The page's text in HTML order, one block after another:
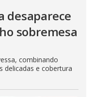
desaparece
sobremesa
combinando
delicadas e cobertura